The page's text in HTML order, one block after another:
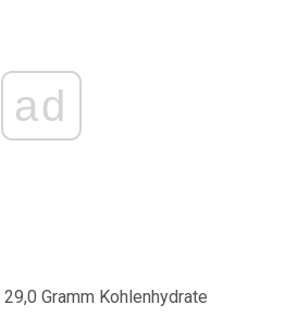
ad
29,0 Gramm Kohlenhydrate